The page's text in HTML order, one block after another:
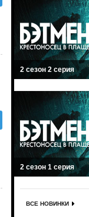
2 сезон 2 серия
2 сезон 1 серия
ВСЕ НОВИНКИ